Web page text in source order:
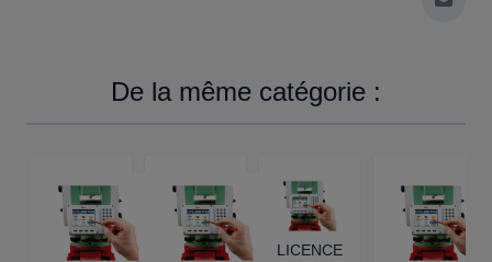
De la même catégorie :
LICENCE